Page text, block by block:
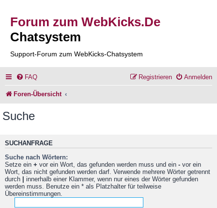
Forum zum WebKicks.De
Chatsystem
Support-Forum zum WebKicks-Chatsystem
FAQ Anmelden
Registrieren
Foren-Übersicht
Suche
SUCHANFRAGE
Suche nach Wörtern:
Setze ein + vor ein Wort, das gefunden werden muss und ein - vor ein
Wort, das nicht gefunden werden darf. Verwende mehrere Wörter getrennt
durch | innerhalb einer Klammer, wenn nur eines der Wörter gefunden
werden muss. Benutze ein * als Platzhalter für teilweise
Übereinstimmungen.